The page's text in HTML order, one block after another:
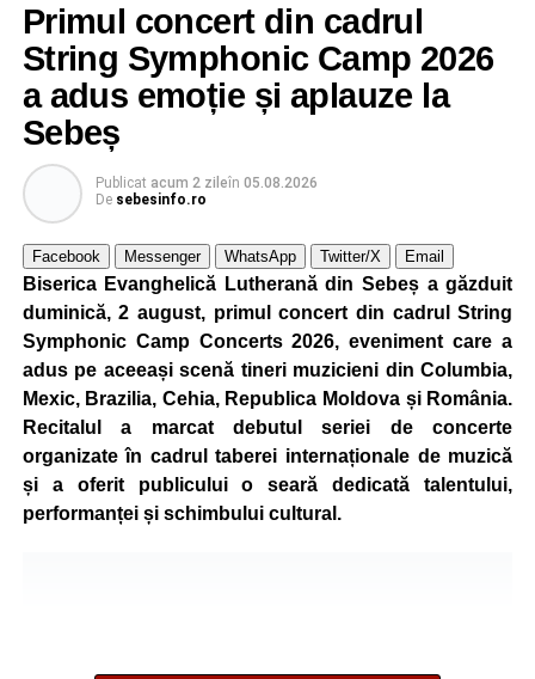
După două ediții organizate în Parcul Arini, competiția se
mută într-un nou decor, oferind participanților ocazia de a
concura într-un cadru natural deosebit. Evenimentul este
destinat copiilor și adolescenților cu vârste cuprinse între
5 și 18 ani, iar participarea este gratuită.
Organizatorii au pregătit trasee adaptate fiecărei categorii
de vârstă, astfel încât competiția să fie accesibilă atât
celor aflați la început de drum, cât și celor cu experiență în
mountain bike. La finalul întrecerii, cei mai bine clasați
concurenți vor fi recompensați cu premii în bani și premii
oferite de partenerii evenimentului.
Înaintea zilei de concurs, participanții își vor putea ridica
vor putea înscrie direct la competiție în cadrul Punctului
Oficial de Înscrieri și Informații (Race Office), care va
funcționa după următorul program:
Primul concert din cadrul
String Symphonic Camp 2026
a adus emoție și aplauze la
Sebeș
Publicat acum 2 zileîn 05.08.2026
De sebesinfo.ro
Facebook Messenger WhatsApp Twitter/X Email
Biserica Evanghelică Lutherană din Sebeș a găzduit
duminică, 2 august, primul concert din cadrul String
Symphonic Camp Concerts 2026, eveniment care a
adus pe aceeași scenă tineri muzicieni din Columbia,
Mexic, Brazilia, Cehia, Republica Moldova și România.
Recitalul a marcat debutul seriei de concerte
organizate în cadrul taberei internaționale de muzică
și a oferit publicului o seară dedicată talentului,
performanței și schimbului cultural.